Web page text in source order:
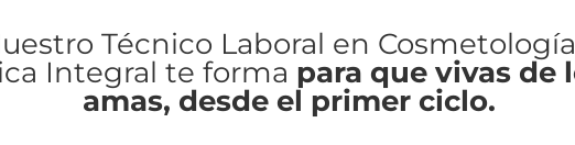
Técnico Laboral en
Integral te forma para que vivas de
amas, desde el primer ciclo.